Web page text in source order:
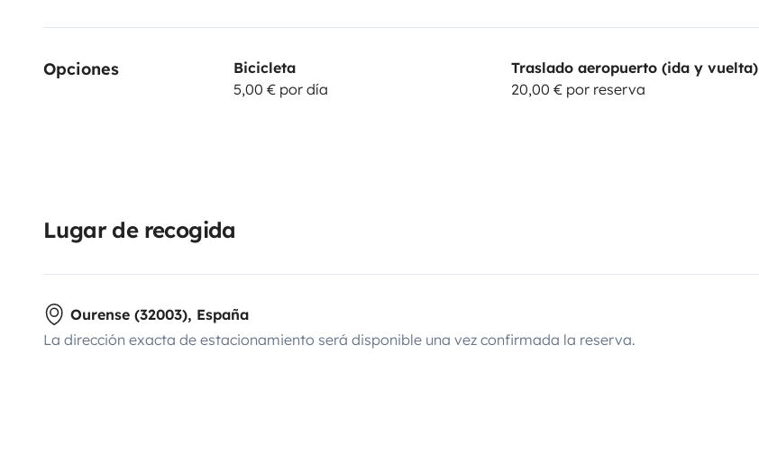
Opciones
Bicicleta
5,00 € por día
Traslado aeropuerto (ida y vuelta)
20,00 € por reserva
Lugar de recogida
Ourense (32003), España
La dirección exacta de estacionamiento será disponible una vez confirmada la reserva.